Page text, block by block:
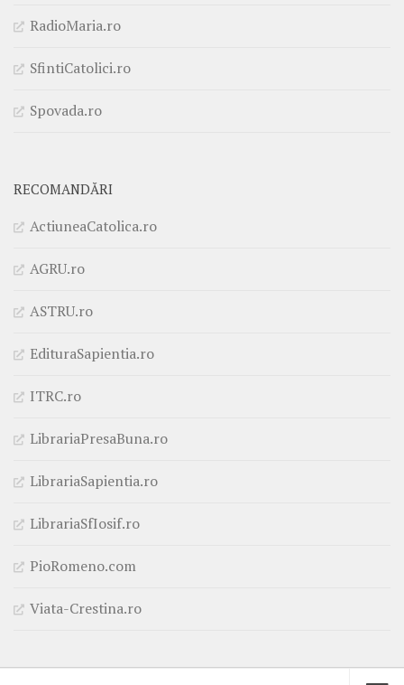
RadioMaria.ro
SfintiCatolici.ro
Spovada.ro
RECOMANDĂRI
ActiuneaCatolica.ro
AGRU.ro
ASTRU.ro
EdituraSapientia.ro
ITRC.ro
LibrariaPresaBuna.ro
LibrariaSapientia.ro
LibrariaSfIosif.ro
PioRomeno.com
Viata-Crestina.ro